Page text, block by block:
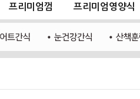
프리미엄껌 프리미엄영양식